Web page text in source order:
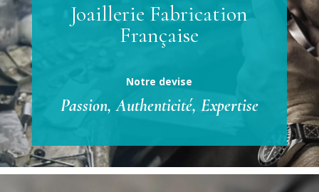
Joaillerie Fabrication
Française
Notre devise
Passion, Authenticité, Expertise